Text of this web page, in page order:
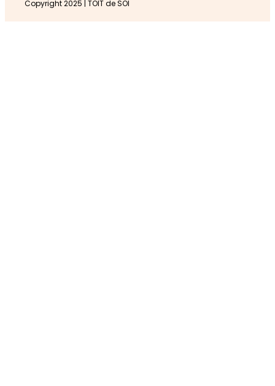
Copyright 2025 | TOIT de SOI